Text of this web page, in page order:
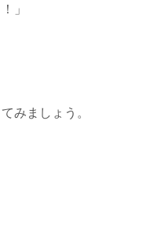
」
みましょう。